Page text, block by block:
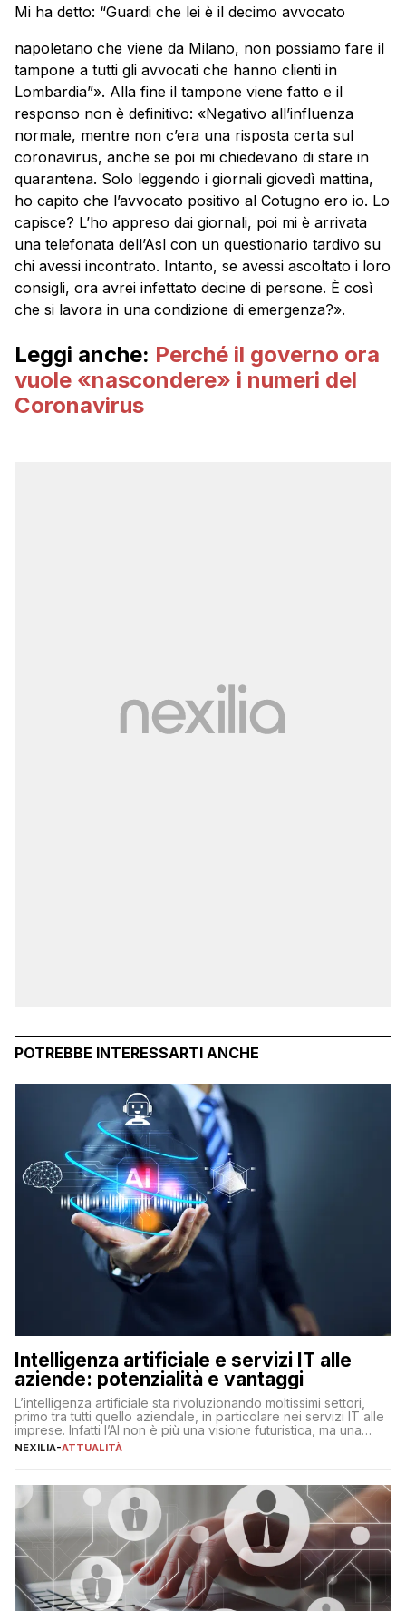
Mi ha detto: “Guardi che lei è il decimo avvocato
napoletano che viene da Milano, non possiamo fare il
tampone a tutti gli avvocati che hanno clienti in
Lombardia”». Alla fine il tampone viene fatto e il
responso non è definitivo: «Negativo all’influenza
normale, mentre non c’era una risposta certa sul
coronavirus, anche se poi mi chiedevano di stare in
quarantena. Solo leggendo i giornali giovedì mattina,
ho capito che l’avvocato positivo al Cotugno ero io. Lo
capisce? L’ho appreso dai giornali, poi mi è arrivata
una telefonata dell’Asl con un questionario tardivo su
chi avessi incontrato. Intanto, se avessi ascoltato i loro
consigli, ora avrei infettato decine di persone. È così
che si lavora in una condizione di emergenza?».
Leggi anche: Perché il governo ora
vuole «nascondere» i numeri del
Coronavirus
POTREBBE INTERESSARTI ANCHE
Intelligenza artificiale e servizi IT alle
aziende: potenzialità e vantaggi
L’intelligenza artificiale sta rivoluzionando moltissimi settori,
primo tra tutti quello aziendale, in particolare nei servizi IT alle
imprese. Infatti l’AI non è più una visione futuristica, ma una
realtà operativa che sta portando a un cambio significativo in
operazioni, bensì comporta […]
NEXILIA-ATTUALITÀ